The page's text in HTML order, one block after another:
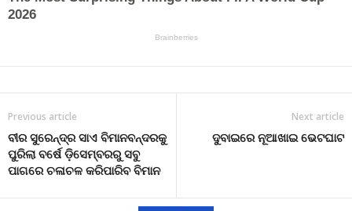
Previous article
ବୀର ସୁରେନ୍ଦ୍ର ସାଏ ବିମାନବନ୍ଦରକୁ
ପୁରିଲା ବର୍ଷେ ଡ଼ିସେମ୍ବରରୁ ସବୁ
ପାଗରେ ଚଳାଚଳ କରିପାରିବ ବିମାନ
Next article
ଦୁବାଇରେ ନୂଆଖାଇ ଭେଟଘାଟ‌